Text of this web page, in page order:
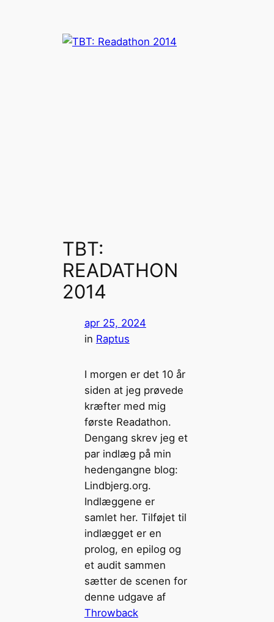
TBT:
READATHON
2014
apr 25, 2024
in Raptus
I morgen er det 10 år
siden at jeg prøvede
kræfter med mig
første Readathon.
Dengang skrev jeg et
par indlæg på min
hedengangne blog:
Lindbjerg.org.
Indlæggene er
samlet her. Tilføjet til
indlægget er en
prolog, en epilog og
et audit sammen
sætter de scenen for
denne udgave af
Throwback